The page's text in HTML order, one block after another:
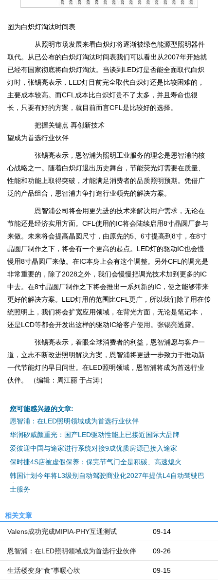
图为白炽灯淘汰时间表
从照明市场发展来看白炽灯将逐渐被绿色能源型照明器件
取代。从已公布的白炽灯淘汰时间表我们可以看出从2007年开始就
已经有国家彻底将白炽灯淘汰。当谈到LED灯是否能全面取代白炽
灯时，张锡亮表示，LED灯目前完全取代白炽灯还是比较困难的，
主要成本较高。而CFL成本比白炽灯贵不了太多，并且寿命也很
长，只要有好的方案，就目前而言CFL是比较好的选择。
把握关键点 再创新技术
望成为首选行业伙伴
张锡亮表示，恩智浦为照明工业服务的理念是恩智浦的核
心战略之一。随着白炽灯退出历史舞台，节能荧光灯需要在质量、
性能和功能上取得突破，才能满足消费者的品质照明预期。凭借广
泛的产品组合，恩智浦力争打造行业领先的解决方案。
恩智浦公司将会用更先进的技术来解决用户需求，无论在
节能还是经济实用方面。CFL使用的IC将会陆续启用8寸晶圆厂参与
来做。未来将会提高晶圆尺寸，由原先的5、6寸提高到8寸，在8寸
晶圆厂制作之下，将会有一个更高的起点。LED灯的驱动IC也会慢
慢用8寸晶圆厂来做。在IC本身上会有这个调整。另外CFL的调光是
非常重要的，除了2028之外，我们会慢慢把调光技术加到更多的IC
中去。在8寸晶圆厂制作之下将会推出一系列新的IC，使之能够带来
更好的解决方案。LED灯用的范围比CFL更广，所以我们除了用在传
统照明上，我们将会扩宽应用领域，在背光方面，无论是笔记本，
还是LCD等都会开发出这样的驱动IC给客户使用。张锡亮透露。
张锡亮表示，着眼全球消费者的利益，恩智浦愿与客户一
道，立志不断改进照明解决方案，恩智浦将更进一步致力于推动新
一代节能灯的早日问世。在LED照明领域，恩智浦将成为首选行业
伙伴。 （编辑：周江丽 于占涛）
您可能感兴趣的文章:
恩智浦：在LED照明领域成为首选行业伙伴
华润矽威颜重光：国产LED驱动性能上已接近国际大品牌
爱彼迎中国与途家进行系统对接9成优质房源已接入途家
保时捷4S店被虚假保养：保完节气门全是积碳、高速熄火
韩国计划今年将L3级别自动驾驶商业化2027年提供L4自动驾驶巴
士服务
相关文章
09-14
Valens成功完成MIPIA-PHY互通测试
09-26
恩智浦：在LED照明领域成为首选行业伙伴
09-15
生活楼变身“食”事暖心坎